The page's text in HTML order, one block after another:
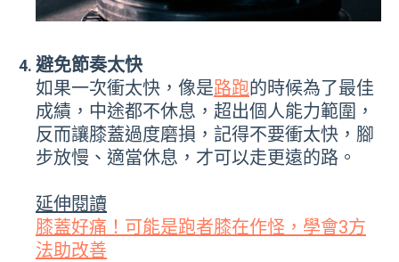
避免節奏太快
如果一次衝太快，像是路跑的時候為了最佳
成績，中途都不休息，超出個人能力範圍，
反而讓膝蓋過度磨損，記得不要衝太快，腳
步放慢、適當休息，才可以走更遠的路。
延伸閱讀
膝蓋好痛！可能是跑者膝在作怪，學會3方
法助改善